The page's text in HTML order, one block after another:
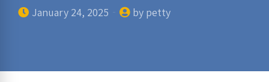
January 24, 2025 by petty